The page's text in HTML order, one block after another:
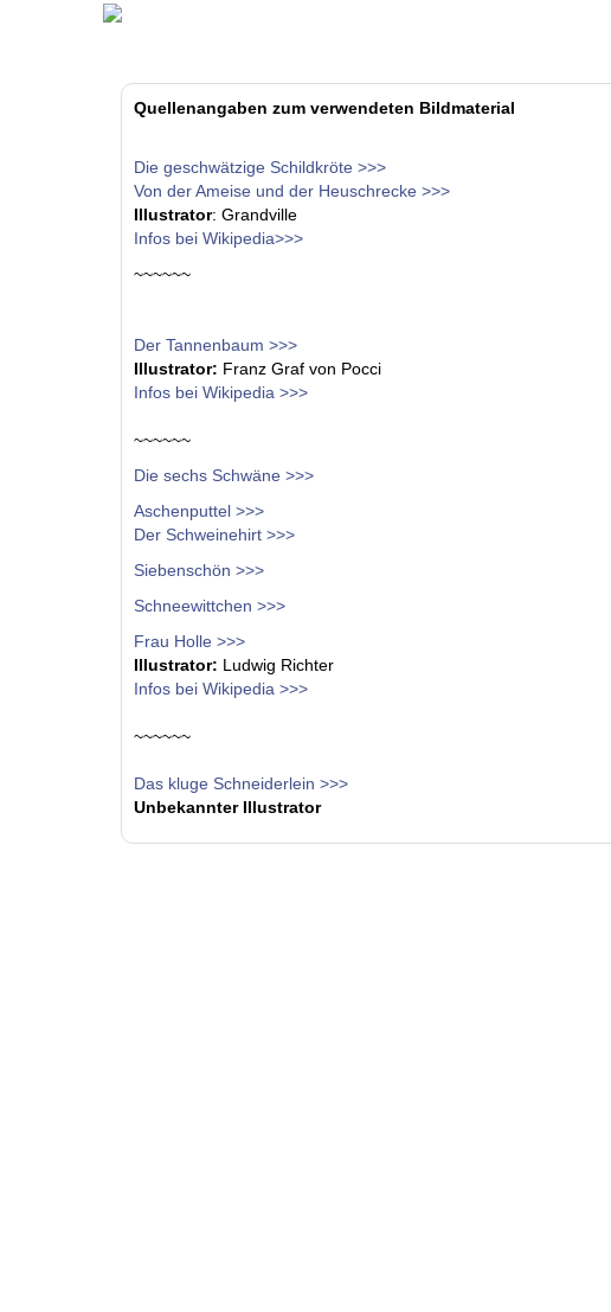
Quellenangaben zum verwendeten Bildmaterial
Die geschwätzige Schildkröte >>>
Von der Ameise und der Heuschrecke >>>
Illustrator: Grandville
Infos bei Wikipedia>>>
~~~~~~
Der Tannenbaum >>>
Illustrator: Franz Graf von Pocci
Infos bei Wikipedia >>>
~~~~~~
Die sechs Schwäne >>>
Aschenputtel >>>
Der Schweinehirt >>>
Siebenschön >>>
Schneewittchen >>>
Frau Holle >>>
Illustrator: Ludwig Richter
Infos bei Wikipedia >>>
~~~~~~
Das kluge Schneiderlein >>>
Unbekannter Illustrator